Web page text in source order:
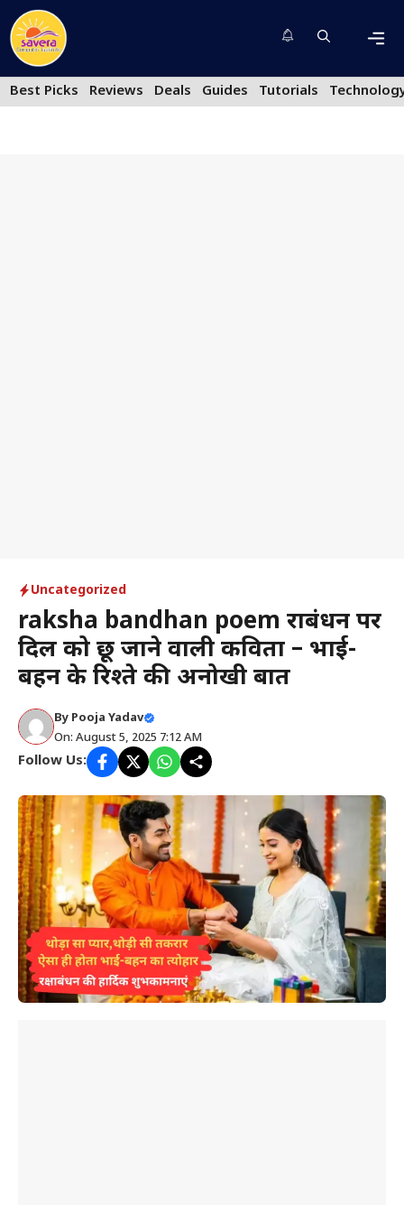
Skip
to
content
Best Picks
Reviews Deals Guides Tutorials
Uncategorized
raksha bandhan poem रक्षाबंधन पर
दिल को छू जाने वाली कविता – भाई-
बहन के रिश्ते की अनोखी बात
By Pooja Yadav
On: August 5, 2025 7:12 AM
Follow Us: